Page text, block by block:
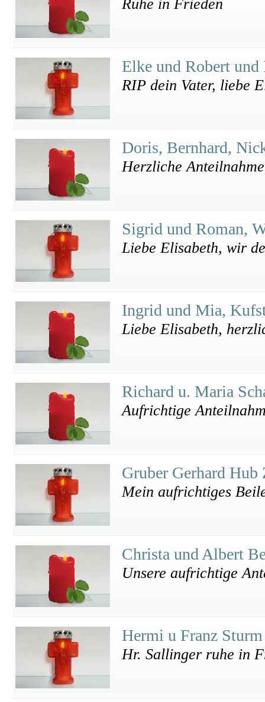
Ruhe in Frieden
Elke und Robert
RIP dein Vater, liebe
Doris, Bernhard,
Herzliche
Sigrid und Roman,
Liebe Elisabeth, wir
Ingrid und Mia,
Liebe Elisabeth,
Richard u. Maria
Aufrichtige
Gruber Gerhard
Mein aufrichtiges
Christa und Albert
Unsere aufrichtige
Hermi u Franz
Hr. Sallinger ruhe in